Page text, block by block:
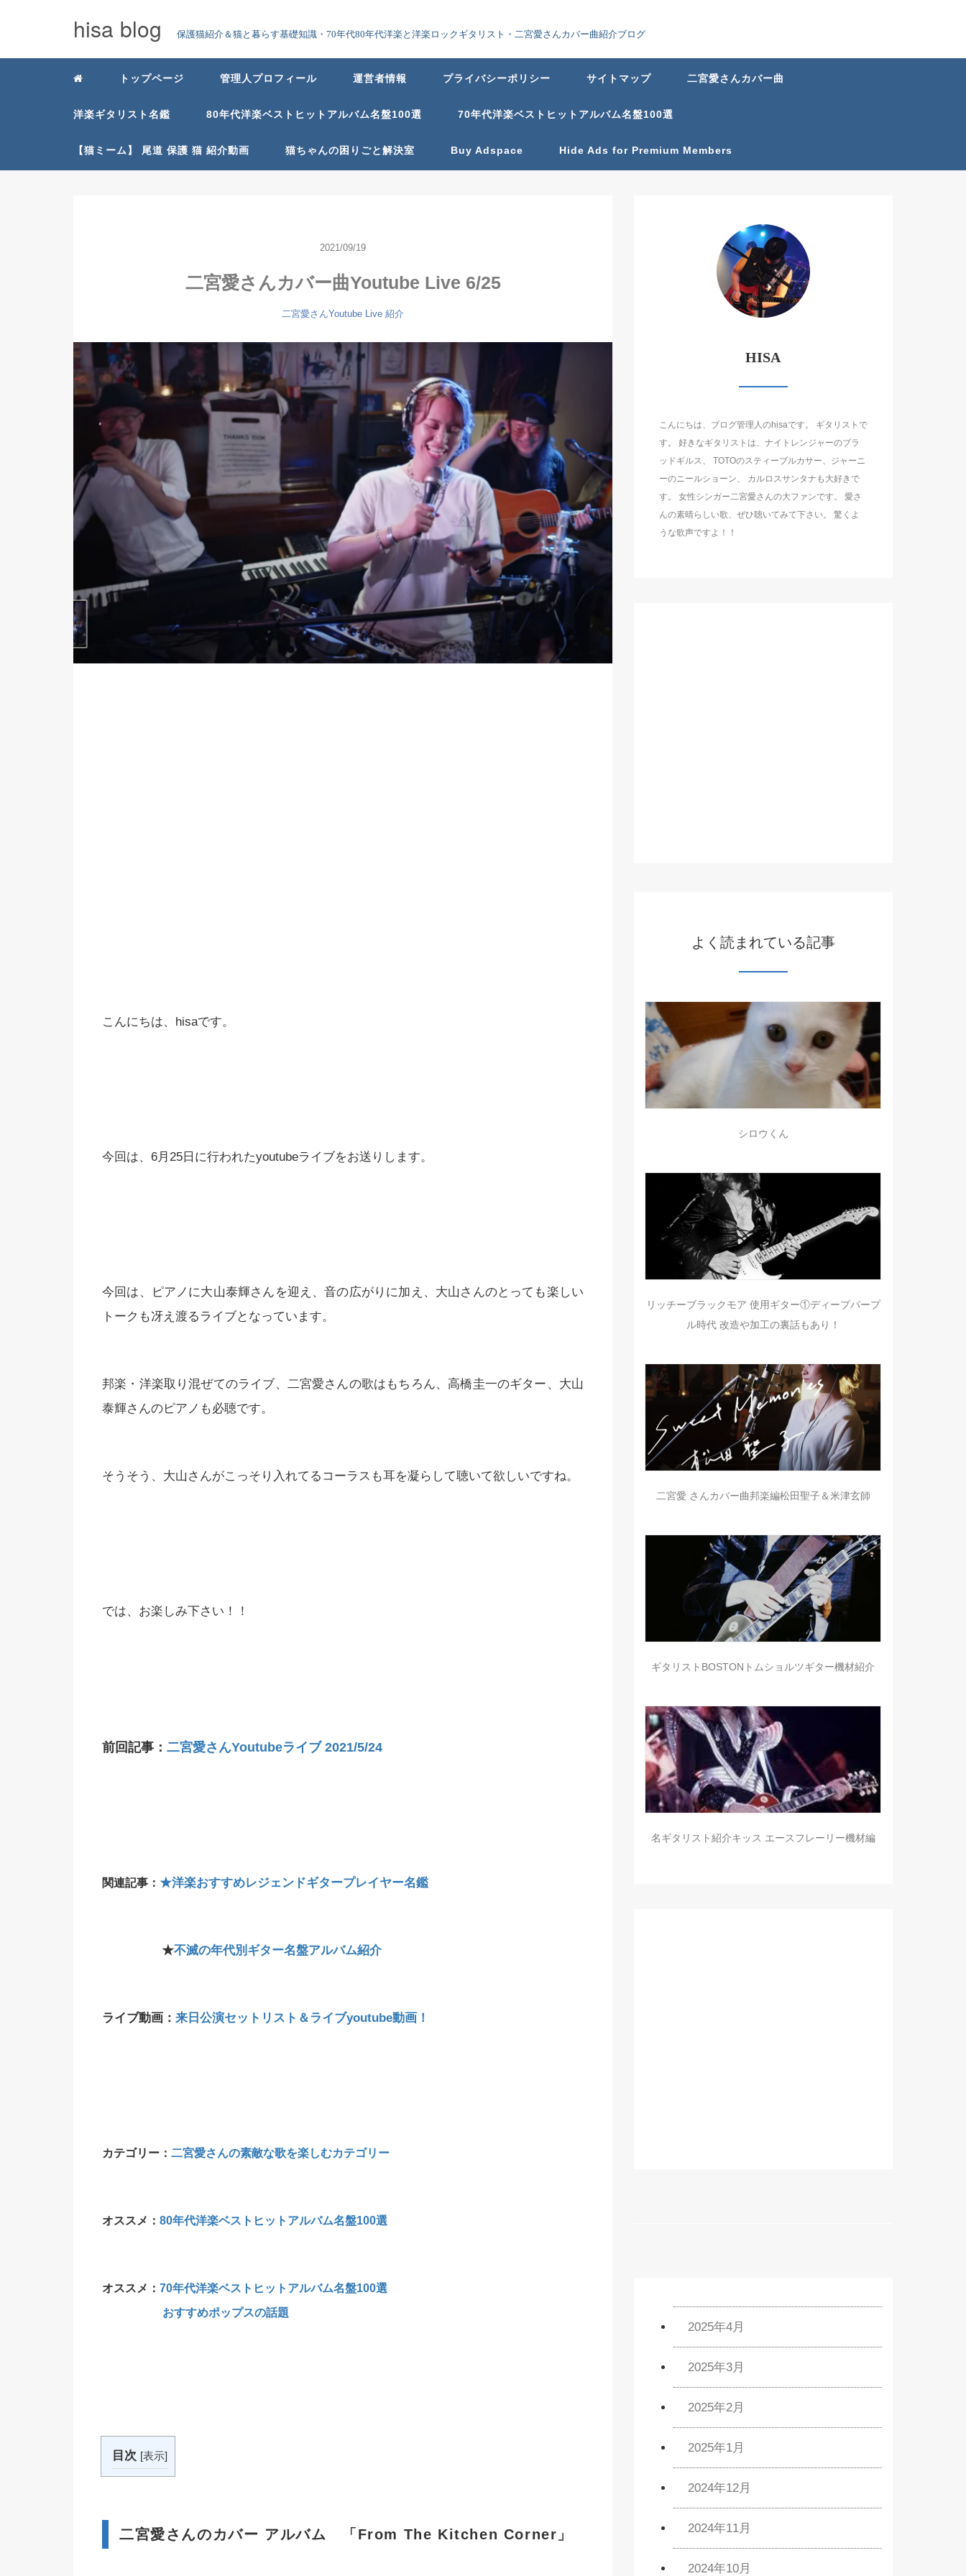
hisa blog 保護猫紹介＆猫と暮らす基礎知識・70年代80年代洋楽と洋楽ロックギタリスト・二宮愛さんカバー曲紹介ブログ
トップページ 管理人プロフィール 運営者情報 プライバシーポリシー サイトマップ 二宮愛さんカバー曲
洋楽ギタリスト名鑑 80年代洋楽ベストヒットアルバム名盤100選 70年代洋楽ベストヒットアルバム名盤100選
【猫ミーム】 尾道 保護 猫 紹介動画 猫ちゃんの困りごと解決室 Buy Adspace Hide Ads for Premium Members
2021/09/19
二宮愛さんカバー曲Youtube Live 6/25
二宮愛さんYoutube Live 紹介
こんにちは、hisaです。
今回は、6月25日に行われたyoutubeライブをお送りします。
今回は、ピアノに大山泰輝さんを迎え、音の広がりに加え、大山さんのとっても楽しい
トークも冴え渡るライブとなっています。
邦楽・洋楽取り混ぜてのライブ、二宮愛さんの歌はもちろん、高橋圭一のギター、大山
泰輝さんのピアノも必聴です。
そうそう、大山さんがこっそり入れてるコーラスも耳を凝らして聴いて欲しいですね。
では、お楽しみ下さい！！
前回記事： 二宮愛さんYoutubeライブ 2021/5/24
関連記事： ★洋楽おすすめレジェンドギタープレイヤー名鑑
★不滅の年代別ギター名盤アルバム紹介
ライブ動画： 来日公演セットリスト＆ライブyoutube動画！
カテゴリー： 二宮愛さんの素敵な歌を楽しむカテゴリー
オススメ： 80年代洋楽ベストヒットアルバム名盤100選
オススメ： 70年代洋楽ベストヒットアルバム名盤100選
おすすめポップスの話題
目次 [表示]
二宮愛さんのカバー アルバム 「From The Kitchen Corner」
HISA
こんにちは、ブログ管理人のhisaです。 ギタリストで
す。 好きなギタリストは、ナイトレンジャーのブラ
ッドギルス、 TOTOのスティーブルカサー、ジャーニ
ーのニールショーン、 カルロスサンタナも大好きで
す。 女性シンガー二宮愛さんの大ファンです。 愛さ
んの素晴らしい歌、ぜひ聴いてみて下さい。 驚くよ
うな歌声ですよ！！
よく読まれている記事
シロウくん
リッチーブラックモア 使用ギター①ディープパープ
ル時代 改造や加工の裏話もあり！
二宮愛 さんカバー曲邦楽編松田聖子＆米津玄師
ギタリストBOSTONトムショルツギター機材紹介
名ギタリスト紹介キッス エースフレーリー機材編
2025年4月
2025年3月
2025年2月
2025年1月
2024年12月
2024年11月
2024年10月